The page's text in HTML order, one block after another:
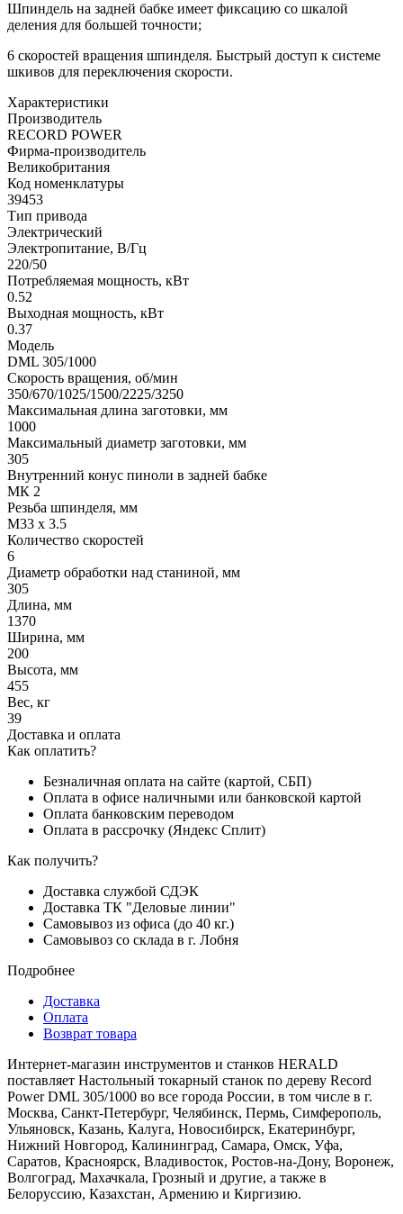
Шпиндель на задней бабке имеет фиксацию со шкалой
деления для большей точности;
6 скоростей вращения шпинделя. Быстрый доступ к системе
шкивов для переключения скорости.
Характеристики
Производитель
RECORD POWER
Фирма-производитель
Великобритания
Код номенклатуры
39453
Тип привода
Электрический
Электропитание, В/Гц
220/50
Потребляемая мощность, кВт
0.52
Выходная мощность, кВт
0.37
Модель
DML 305/1000
Скорость вращения, об/мин
350/670/1025/1500/2225/3250
Максимальная длина заготовки, мм
1000
Максимальный диаметр заготовки, мм
305
Внутренний конус пиноли в задней бабке
МК 2
Резьба шпинделя, мм
M33 x 3.5
Количество скоростей
6
Диаметр обработки над станиной, мм
305
Длина, мм
1370
Ширина, мм
200
Высота, мм
455
Вес, кг
39
Доставка и оплата
Как оплатить?
Безналичная оплата на сайте (картой, СБП)
Оплата в офисе наличными или банковской картой
Оплата банковским переводом
Оплата в рассрочку (Яндекс Сплит)
Как получить?
Доставка службой СДЭК
Доставка ТК "Деловые линии"
Самовывоз из офиса (до 40 кг.)
Самовывоз со склада в г. Лобня
Подробнее
Доставка
Оплата
Возврат товара
Интернет-магазин инструментов и станков HERALD
поставляет Настольный токарный станок по дереву Record
Power DML 305/1000 во все города России, в том числе в г.
Москва, Санкт-Петербург, Челябинск, Пермь, Симферополь,
Ульяновск, Казань, Калуга, Новосибирск, Екатеринбург,
Нижний Новгород, Калининград, Самара, Омск, Уфа,
Саратов, Красноярск, Владивосток, Ростов-на-Дону, Воронеж,
Волгоград, Махачкала, Грозный и другие, а также в
Белоруссию, Казахстан, Армению и Киргизию.